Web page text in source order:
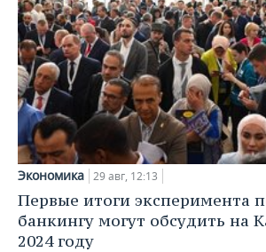
Экономика 29 авг, 12:13
Первые итоги эксперимента
банкингу могут обсудить на
2024 году